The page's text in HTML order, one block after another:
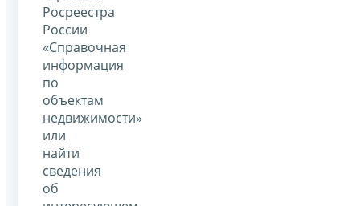
Росреестра
России
«Справочная
информация
по
объектам
недвижимости»
или
найти
сведения
об